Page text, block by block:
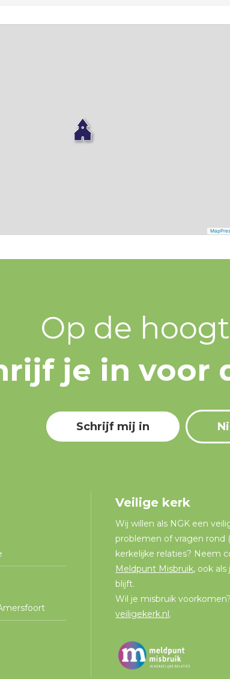
Op de
je in voor
Schrijf mij in
Veilige kerk
Wij willen als NGK een
problemen of vragen rond
kerkelijke relaties? Neem
Meldpunt Misbruik, ook
blijft.
Wil je misbruik
veiligekerk.nl.